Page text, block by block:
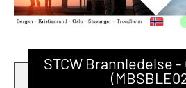
STCW Brannledelse